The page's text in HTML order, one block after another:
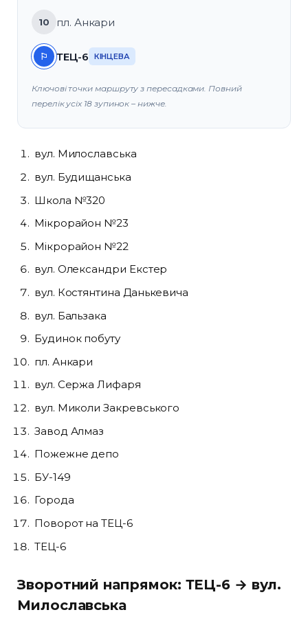
10 пл. Анкари
⚐ ТЕЦ-6 КІНЦЕВА
Ключові точки маршруту з пересадками. Повний
перелік усіх 18 зупинок – нижче.
вул. Милославська
вул. Будищанська
Школа №320
Мікрорайон №23
Мікрорайон №22
вул. Олександри Екстер
вул. Костянтина Данькевича
вул. Бальзака
Будинок побуту
пл. Анкари
вул. Сержа Лифаря
вул. Миколи Закревського
Завод Алмаз
Пожежне депо
БУ-149
Города
Поворот на ТЕЦ-6
ТЕЦ-6
Зворотний напрямок: ТЕЦ-6 → вул.
Милославська